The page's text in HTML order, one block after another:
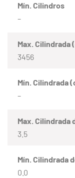
Mín. Cilindros
–
Max. Cilindrada
3456
Mín. Cilindrada
–
Max. Cilindrada
3.5
Mín. Cilindrada
0.0